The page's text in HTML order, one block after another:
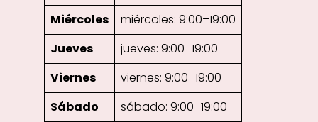
Miércoles
miércoles: 9:00–19:00
Jueves
jueves: 9:00–19:00
Viernes
viernes: 9:00–19:00
Sábado
sábado: 9:00–19:00